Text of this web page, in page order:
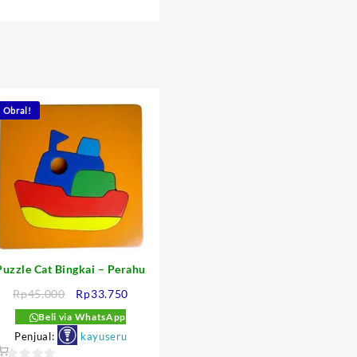
Obral!
Cat Bingkai – Perahu
Rp45.000
Harga
aslinya
adalah:
Rp45.000.
Rp33.750
Beli via WhatsApp
Penjual: kayuseru